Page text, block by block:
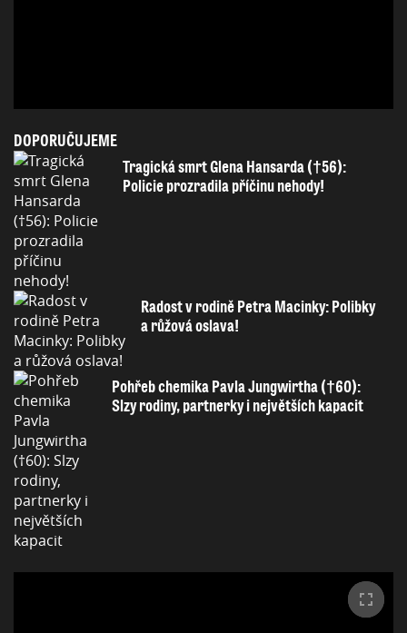
DOPORUČUJEME
Tragická smrt Glena Hansarda (†56):
Policie prozradila příčinu nehody!
Radost v rodině Petra Macinky: Polibky
a růžová oslava!
Pohřeb chemika Pavla Jungwirtha (†60):
Slzy rodiny, partnerky i největších kapacit